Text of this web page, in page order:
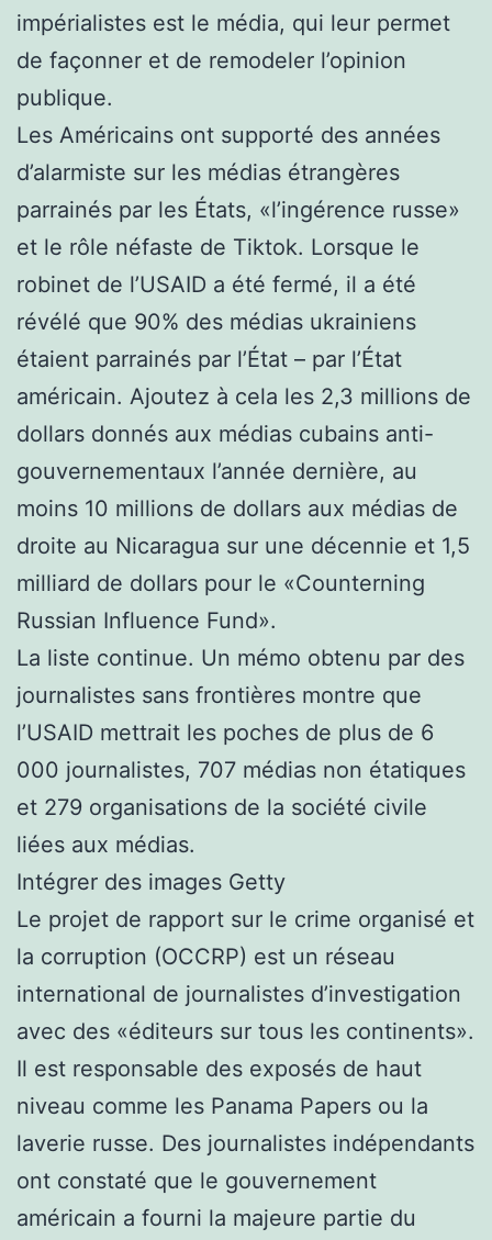
impérialistes est le média, qui leur permet
de façonner et de remodeler l’opinion
publique.
Les Américains ont supporté des années
d’alarmiste sur les médias étrangères
parrainés par les États, «l’ingérence russe»
et le rôle néfaste de Tiktok. Lorsque le
robinet de l’USAID a été fermé, il a été
révélé que 90% des médias ukrainiens
étaient parrainés par l’État – par l’État
américain. Ajoutez à cela les 2,3 millions de
dollars donnés aux médias cubains anti-
gouvernementaux l’année dernière, au
moins 10 millions de dollars aux médias de
droite au Nicaragua sur une décennie et 1,5
milliard de dollars pour le «Counterning
Russian Influence Fund».
La liste continue. Un mémo obtenu par des
journalistes sans frontières montre que
l’USAID mettrait les poches de plus de 6
000 journalistes, 707 médias non étatiques
et 279 organisations de la société civile
liées aux médias.
Intégrer des images Getty
Le projet de rapport sur le crime organisé et
la corruption (OCCRP) est un réseau
international de journalistes d’investigation
avec des «éditeurs sur tous les continents».
Il est responsable des exposés de haut
niveau comme les Panama Papers ou la
laverie russe. Des journalistes indépendants
ont constaté que le gouvernement
américain a fourni la majeure partie du